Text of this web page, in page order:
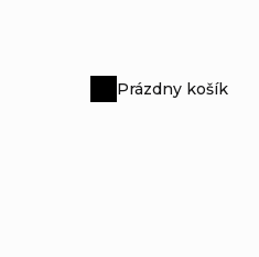
Nákupný
Prázdny košík